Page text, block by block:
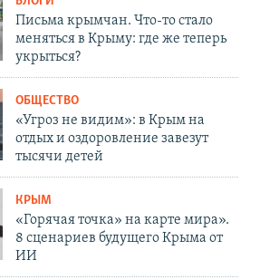
Письма крымчан. Что-то стало
меняться в Крыму: где же теперь
укрыться?
ОБЩЕСТВО
«Угроз не видим»: в Крым на
отдых и оздоровление завезут
тысячи детей
КРЫМ
«Горячая точка» на карте мира».
8 сценариев будущего Крыма от
ИИ